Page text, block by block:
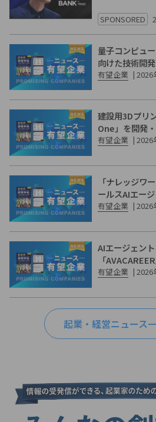
SPONSORED
量子コンピュ
向けた技術開
有望企業 | 2026
建設用3Dプリ
One」を開発
有望企業 | 2026
「ナレッジワ
ールスAIエー
有望企業 | 2026
AIエージェン
「
有望企業 | 2026
起業・経営ニュース